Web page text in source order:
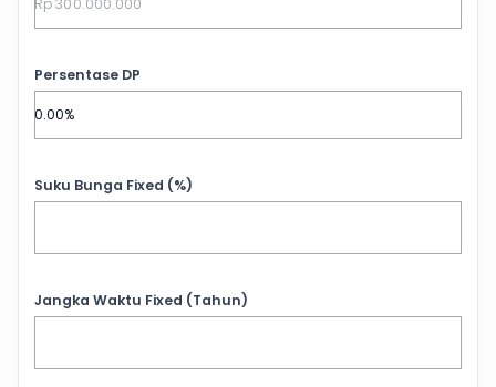
Persentase DP
Suku Bunga Fixed (%)
Jangka Waktu Fixed (Tahun)